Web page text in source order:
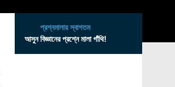
প্রশ্নমালায় স্বাগতম
আসুন বিজ্ঞানের প্রশ্নে মালা গাঁথি!